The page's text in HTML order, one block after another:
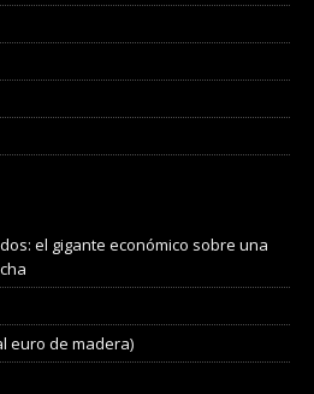
el gigante económico sobre una
euro de madera)